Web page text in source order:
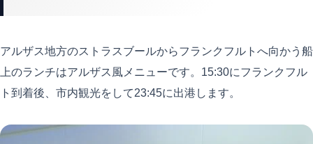
アルザス地方のストラスブールからフランクフルトへ向かう船
上のランチはアルザス風メニューです。15:30にフランクフル
ト到着後、市内観光をして23:45に出港します。